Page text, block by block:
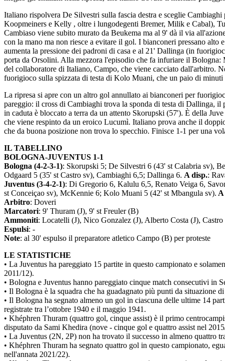
Italiano rispolvera De Silvestri sulla fascia destra e sceglie
Koopmeiners e Kelly , oltre i lungodegenti Bremer, Milik e Cabal),
Cambiaso viene subito murato da Beukema ma al 9' dà il via
con la mano ma non riesce a evitare il gol. I bianconeri pressano
aumenta la pressione dei padroni di casa e al 21' Dallinga (in
porta da Orsolini. Alla mezzora l'episodio che fa infuriare il
del collaboratore di Italiano, Campo, che viene cacciato dall'arbitro.
fuorigioco sulla spizzata di testa di Kolo Muani, che un paio di
La ripresa si apre con un altro gol annullato ai bianconeri per
pareggio: il cross di Cambiaghi trova la sponda di testa di Dallinga,
in caduta è bloccato a terra da un attento Skorupski (57'). È della
che viene respinto da un eroico Lucumì. Italiano prova anche il
che da buona posizione non trova lo specchio. Finisce 1-1 per una
IL TABELLINO
BOLOGNA-JUVENTUS 1-1
Bologna (4-2-3-1): Skorupski 5; De Silvestri 6 (43' st Calabria sv),
Odgaard 5 (35' st Castro sv), Cambiaghi 6,5; Dallinga 6. A disp.:
Juventus (3-4-2-1): Di Gregorio 6, Kalulu 6,5, Renato Veiga 6,
st Conceiçao sv), McKennie 6; Kolo Muani 5 (42' st Mbangula sv). A
Arbitro: Doveri
Marcatori: 9' Thuram (J), 9' st Freuler (B)
Ammoniti: Locatelli (J), Nico Gonzalez (J), Alberto Costa (J),
Espulsi: -
Note: al 30' espulso il preparatore atletico Campo (B) per proteste
LE STATISTICHE
• La Juventus ha pareggiato 15 partite in questo campionato e
2011/12).
• Bologna e Juventus hanno pareggiato cinque match consecutivi
• Il Bologna è la squadra che ha guadagnato più punti da situazione
• Il Bologna ha segnato almeno un gol in ciascuna delle ultime 14
registrate tra l’ottobre 1940 e il maggio 1941.
• Khéphren Thuram (quattro gol, cinque assist) è il primo
disputato da Sami Khedira (nove - cinque gol e quattro assist nel
• La Juventus (2N, 2P) non ha trovato il successo in almeno quattro
• Khéphren Thuram ha segnato quattro gol in questo campionato,
nell'annata 2021/22).